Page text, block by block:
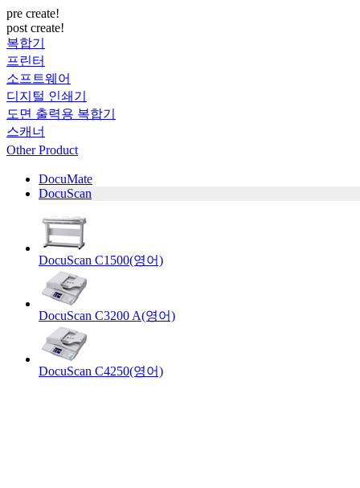
pre create!
post create!
복합기
프린터
소프트웨어
디지털 인쇄기
도면 출력용 복합기
스캐너
Other Product
DocuMate
DocuScan
DocuScan C1500(영어)
DocuScan C3200 A(영어)
DocuScan C4250(영어)